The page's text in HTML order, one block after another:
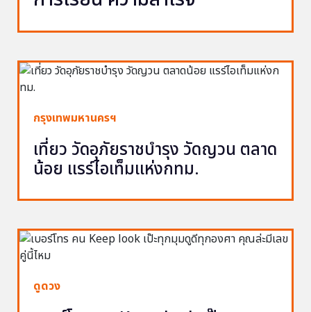
กรุงเทพมหานครฯ
เที่ยว วัดอุภัยราชบำรุง วัดญวน ตลาด
น้อย แรร์ไอเท็มแห่งกทม.
ดูดวง